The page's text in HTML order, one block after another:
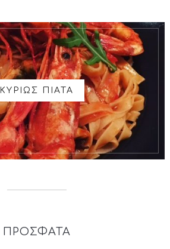
ΚΥΡΙΩΣ ΠΙΑΤΑ
ΠΡΟΣΦΑΤΑ